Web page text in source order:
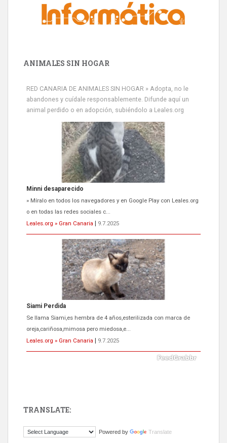
ANIMALES SIN HOGAR
RED CANARIA DE ANIMALES SIN HOGAR » Adopta, no le
abandones y cuídale responsablemente. Difunde aquí un
animal perdido o en adopción, subiéndolo a Leales.org
Minni desaparecido
» Míralo en todos los navegadores y en Google Play con Leales.org
o en todas las redes sociales c...
Leales.org » Gran Canaria
9.7.2025
Siami Perdida
Se llama Siami,es hembra de 4 años,esterilizada con marca de
oreja,cariñosa,mimosa pero miedosa,e...
Leales.org » Gran Canaria
9.7.2025
El ayuntamiento se va a llevar a Los Gatos callejeros de la zona los
TRANSLATE:
Powered by Translate